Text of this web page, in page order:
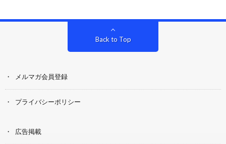
Back to Top
メルマガ会員登録
プライバシーポリシー
広告掲載